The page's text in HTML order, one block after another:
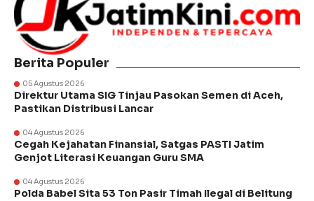
Berita Populer
05 Agustus 2026
Direktur Utama SIG Tinjau Pasokan Semen di Aceh,
Pastikan Distribusi Lancar
04 Agustus 2026
Cegah Kejahatan Finansial, Satgas PASTI Jatim
Genjot Literasi Keuangan Guru SMA
04 Agustus 2026
Polda Babel Sita 53 Ton Pasir Timah Ilegal di Belitung